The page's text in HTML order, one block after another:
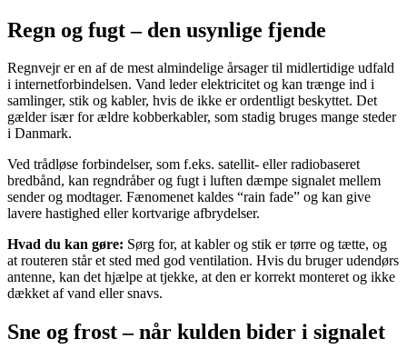
Regn og fugt – den usynlige fjende
Regnvejr er en af de mest almindelige årsager til midlertidige udfald
i internetforbindelsen. Vand leder elektricitet og kan trænge ind i
samlinger, stik og kabler, hvis de ikke er ordentligt beskyttet. Det
gælder især for ældre kobberkabler, som stadig bruges mange steder
i Danmark.
Ved trådløse forbindelser, som f.eks. satellit- eller radiobaseret
bredbånd, kan regndråber og fugt i luften dæmpe signalet mellem
sender og modtager. Fænomenet kaldes “rain fade” og kan give
lavere hastighed eller kortvarige afbrydelser.
Hvad du kan gøre: Sørg for, at kabler og stik er tørre og tætte, og
at routeren står et sted med god ventilation. Hvis du bruger udendørs
antenne, kan det hjælpe at tjekke, at den er korrekt monteret og ikke
dækket af vand eller snavs.
Sne og frost – når kulden bider i signalet